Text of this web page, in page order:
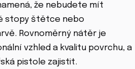
že nebudete mít
stopy štětce nebo
Rovnoměrný nátěr je
vzhled a kvalitu povrchu, a
pistole zajistit.